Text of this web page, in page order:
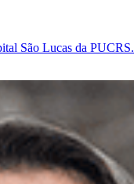
São Lucas da PUCRS.